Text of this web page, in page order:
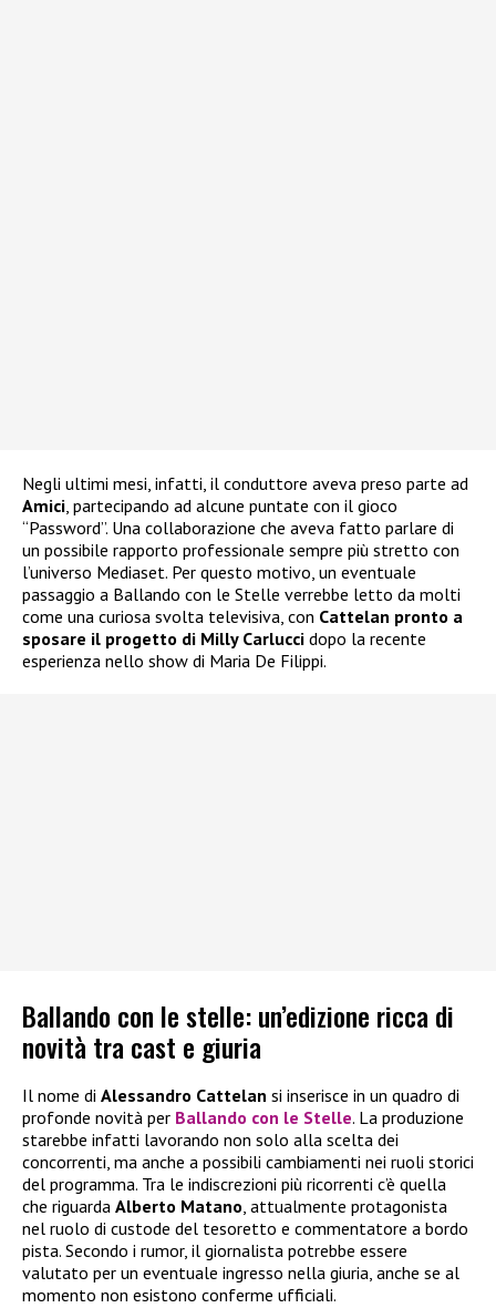
Negli ultimi mesi, infatti, il conduttore aveva preso parte ad
Amici , partecipando ad alcune puntate con il gioco
“Password”. Una collaborazione che aveva fatto parlare di
un possibile rapporto professionale sempre più stretto con
l’universo Mediaset. Per questo motivo, un eventuale
passaggio a Ballando con le Stelle verrebbe letto da molti
come una curiosa svolta televisiva, con Cattelan pronto a
sposare il progetto di Milly Carlucci dopo la recente
esperienza nello show di Maria De Filippi.
Ballando con le stelle: un’edizione ricca di
novità tra cast e giuria
Il nome di Alessandro Cattelan si inserisce in un quadro di
profonde novità per Ballando con le Stelle. La produzione
starebbe infatti lavorando non solo alla scelta dei
concorrenti, ma anche a possibili cambiamenti nei ruoli storici
del programma. Tra le indiscrezioni più ricorrenti c’è quella
che riguarda Alberto Matano, attualmente protagonista
nel ruolo di custode del tesoretto e commentatore a bordo
pista. Secondo i rumor, il giornalista potrebbe essere
valutato per un eventuale ingresso nella giuria, anche se al
momento non esistono conferme ufficiali.